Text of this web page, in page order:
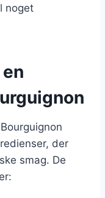
noget
der
smag. De